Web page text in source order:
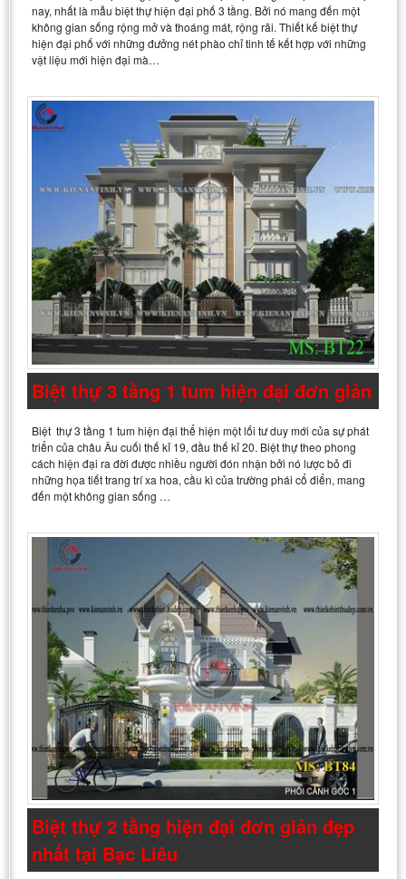
nay, nhất là mẫu biệt thự hiện đại phố 3 tầng. Bởi nó mang đến một
không gian sống rộng mở và thoáng mát, rộng rãi. Thiết kế biệt thự
hiện đại phố với những đưởng nét phào chỉ tinh tế kết hợp với những
vật liệu mới hiện đại mà…
Biệt thự 3 tầng 1 tum hiện đại đơn giản
Biệt thự 3 tầng 1 tum hiện đại thể hiện một lối tư duy mới của sự phát
triển của châu Âu cuối thế kỉ 19, đầu thế kỉ 20. Biệt thự theo phong
cách hiện đại ra đời được nhiều người đón nhận bởi nó lược bỏ đi
những họa tiết trang trí xa hoa, cầu kì của trường phái cổ điển, mang
đến một không gian sống …
Biệt thự 2 tầng hiện đại đơn giản đẹp
nhất tại Bạc Liêu